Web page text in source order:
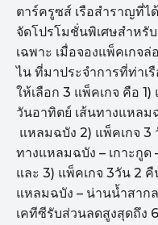
ตาร์ครูซส์ เรือสำราญที่ได้
จัดโปรโมชั่นพิเศษสำหรั
เฉพาะ เมื่อจองแพ็คเกจล่
ไน ที่มาประจำการที่ท่าเ
ให้เลือก 3 แพ็คเกจ คือ 1)
วันอาทิตย์ เส้นทางแหลม
แหลมฉบัง 2) แพ็คเกจ 3
ทางแหลมฉบัง – เกาะกูด
และ 3) แพ็คเกจ 3วัน 2 คื
แหลมฉบัง – น่านน้ำสากล
เคทีซีรับส่วนลดสูงสุดถึง